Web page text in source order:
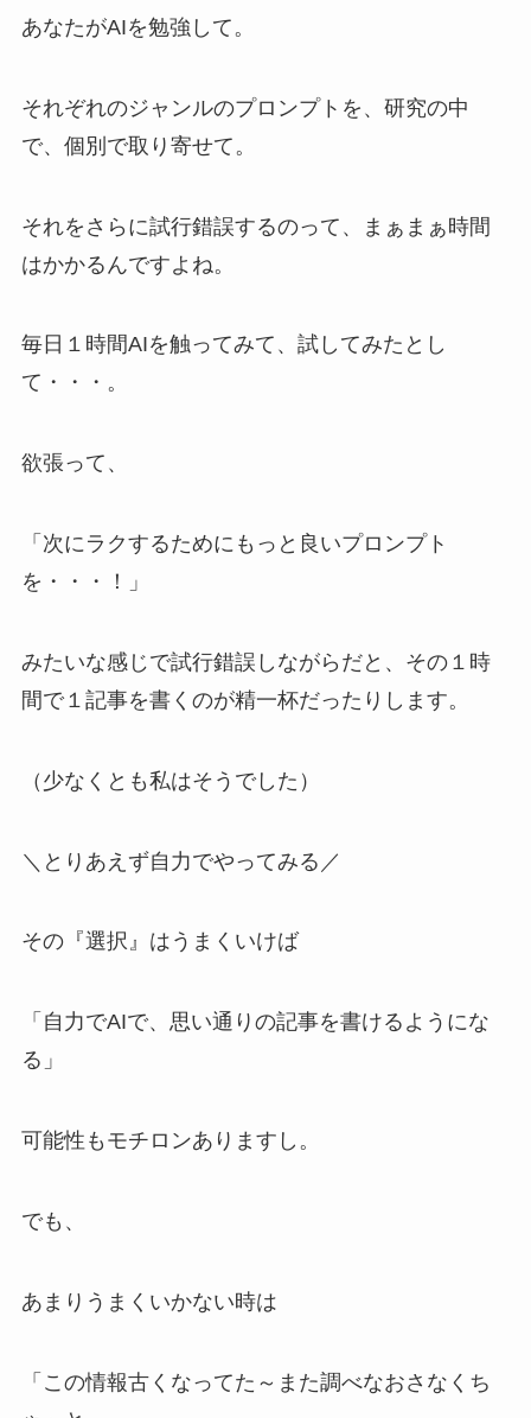
あなたがAIを勉強して。
それぞれのジャンルのプロンプトを、研究の中
で、個別で取り寄せて。
それをさらに試行錯誤するのって、まぁまぁ時間
はかかるんですよね。
毎日１時間AIを触ってみて、試してみたとし
て・・・。
欲張って、
「次にラクするためにもっと良いプロンプト
を・・・！」
みたいな感じで試行錯誤しながらだと、その１時
間で１記事を書くのが精一杯だったりします。
（少なくとも私はそうでした）
＼とりあえず自力でやってみる／
その『選択』はうまくいけば
「自力でAIで、思い通りの記事を書けるようにな
る」
可能性もモチロンありますし。
でも、
あまりうまくいかない時は
「この情報古くなってた～また調べなおさなくち